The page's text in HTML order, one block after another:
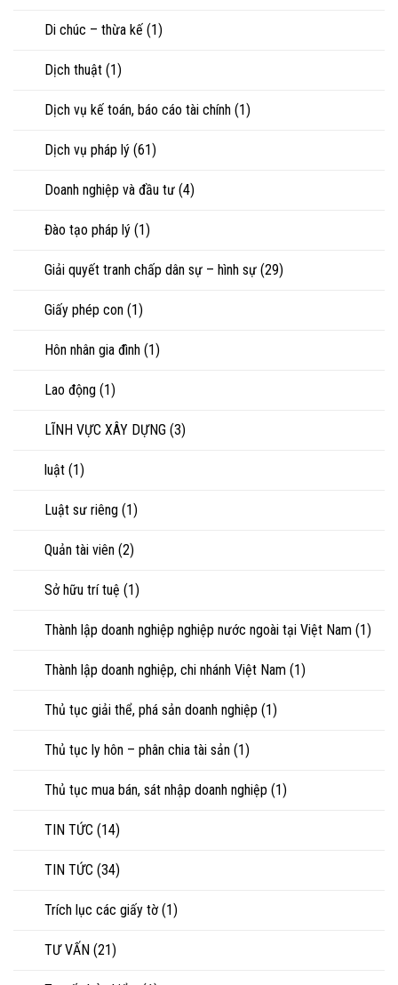
chấp
Di chúc – thừa kế (1)
Dịch thuật (1)
Dịch vụ kế toán, báo cáo tài chính (1)
Dịch vụ pháp lý (61)
Doanh nghiệp và đầu tư (4)
Đào tạo pháp lý (1)
Giải quyết tranh chấp dân sự – hình sự (29)
Giấy phép con (1)
Hôn nhân gia đình (1)
Lao động (1)
LĨNH VỰC XÂY DỰNG (3)
luật (1)
Luật sư riêng (1)
Quản tài viên (2)
Sở hữu trí tuệ (1)
Thành lập doanh nghiệp nghiệp nước ngoài tại Việt Nam (1)
Thành lập doanh nghiệp, chi nhánh Việt Nam (1)
Thủ tục giải thể, phá sản doanh nghiệp (1)
Thủ tục ly hôn – phân chia tài sản (1)
Thủ tục mua bán, sát nhập doanh nghiệp (1)
TIN TỨC (14)
TIN TỨC (34)
Trích lục các giấy tờ (1)
TƯ VẤN (21)